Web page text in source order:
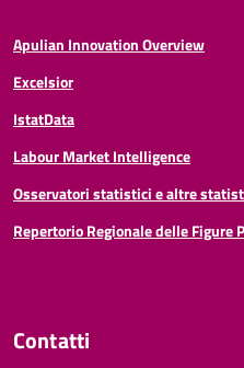
Apulian Innovation Overview
Excelsior
IstatData
Labour Market Intelligence
Osservatori statistici e altre
Repertorio Regionale delle Figure
Contatti